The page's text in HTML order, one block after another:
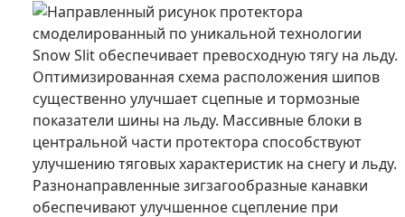
Направленный рисунок протектора
смоделированный по уникальной технологии
Snow Slit обеспечивает превосходную тягу на льду.
Оптимизированная схема расположения шипов
существенно улучшает сцепные и тормозные
показатели шины на льду. Массивные блоки в
центральной части протектора способствуют
улучшению тяговых характеристик на снегу и льду.
Разнонаправленные зигзагообразные канавки
обеспечивают улучшенное сцепление при